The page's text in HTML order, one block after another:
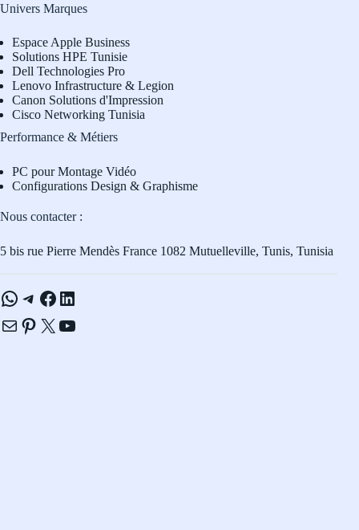
Univers Marques
Espace Apple Business
Solutions HPE Tunisie
Dell Technologies Pro
Lenovo Infrastructure & Legion
Canon Solutions d'Impression
Cisco Networking Tunisia
Performance & Métiers
PC pour Montage Vidéo
Configurations Design & Graphisme
Nous contacter :
5 bis rue Pierre Mendès France 1082 Mutuelleville, Tunis, Tunisia
WhatsApp
Telegram
Facebook
LinkedIn
E-mailPinterest
X YouTube